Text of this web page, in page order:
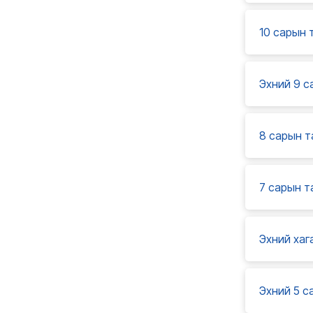
10 сарын
Эхний 9
8 сарын
7 сарын
Эхний
Эхний 5